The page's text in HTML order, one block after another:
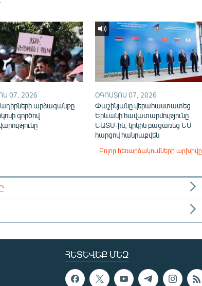
07, 2026
արձագանքը
գործով
ՕԳՈՍՏՈՍ 07, 2026
Փաշինյանը վերահաստատեց
Երևանի հավատարմությունը
ԵԱՏՄ-ին, կրկին բացառեց ԵՄ
հարցով հանրաքվեն
Բոլոր հեռարձակումների արխիվը
ՀԵՏԵՎԵՔ ՄԵԶ